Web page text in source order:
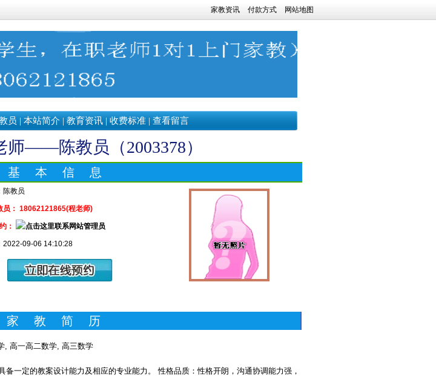
家教资讯 付款方式 网站地图
员 | 本站简介 | 教育资讯 | 收费标准 | 查看留言
师——陈教员（2003378）
基 本 信 息
陈教员
员： 18062121865(程老师)
：
2022-09-06 14:10:28
家 教 简 历
, 高一高二数学, 高三数学
一定的教案设计能力及相应的专业能力。 性格品质：性格开朗，沟通协调能力强，